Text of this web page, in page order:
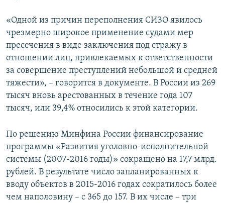
«Одной из причин переполнения СИЗО явилось
чрезмерно широкое применение судами мер
пресечения в виде заключения под стражу в
отношении лиц, привлекаемых к ответственности
за совершение преступлений небольшой и средней
тяжести», – говорится в документе. В России из 269
тысяч вновь арестованных в течение года 107
тысяч, или 39,4% относились к этой категории.
По решению Минфина России финансирование
программы «Развития уголовно-исполнительной
системы (2007-2016 годы)» сокращено на 17,7 млрд.
рублей. В результате число запланированных к
вводу объектов в 2015-2016 годах сократилось более
чем наполовину – с 365 до 157. В их числе – три